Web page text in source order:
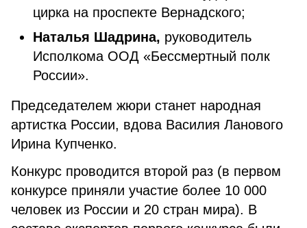
цирка на проспекте Вернадского;
Наталья Шадрина, руководитель
Исполкома ООД «Бессмертный полк
России».
Председателем жюри станет народная
артистка России, вдова Василия Ланового
Ирина Купченко.
Конкурс проводится второй раз (в первом
конкурсе приняли участие более 10 000
человек из России и 20 стран мира). В